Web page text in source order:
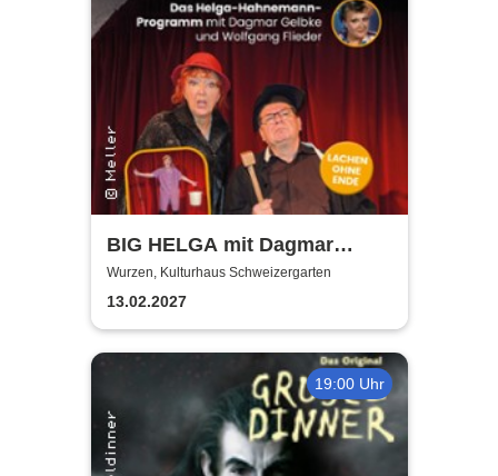
BIG HELGA mit Dagmar
Gelbke & Wolfgang Fliedler
Wurzen, Kulturhaus Schweizergarten
13.02.2027
19:00 Uhr